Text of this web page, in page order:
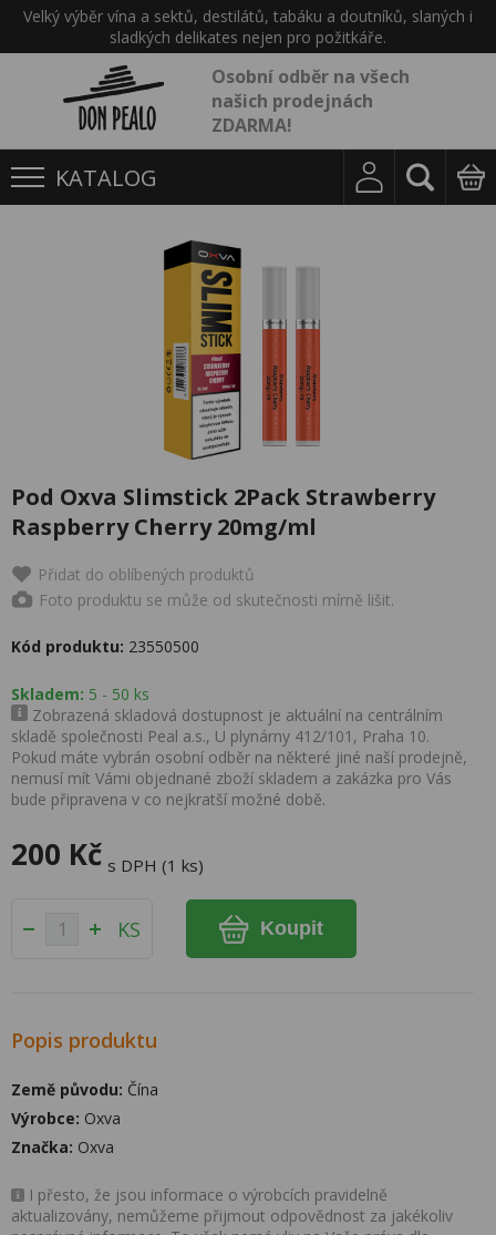
Velký výběr vína a sektů, destilátů, tabáku a doutníků, slaných i
sladkých delikates nejen pro požitkáře.
Osobní odběr na všech
našich prodejnách
ZDARMA!
KATALOG
Pod Oxva Slimstick 2Pack Strawberry
Raspberry Cherry 20mg/ml
Přidat do oblíbených produktů
Foto produktu se může od skutečnosti mírně lišit.
Kód produktu: 23550500
Skladem: 5 - 50 ks
Zobrazená skladová dostupnost je aktuální na centrálním
skladě společnosti Peal a.s., U plynárny 412/101, Praha 10.
Pokud máte vybrán osobní odběr na některé jiné naší prodejně,
nemusí mít Vámi objednané zboží skladem a zakázka pro Vás
bude připravena v co nejkratší možné době.
200 Kč s DPH (1 ks)
KS Koupit
Popis produktu
Země původu: Čína
Výrobce: Oxva
Značka: Oxva
I přesto, že jsou informace o výrobcích pravidelně
aktualizovány, nemůžeme přijmout odpovědnost za jakékoliv